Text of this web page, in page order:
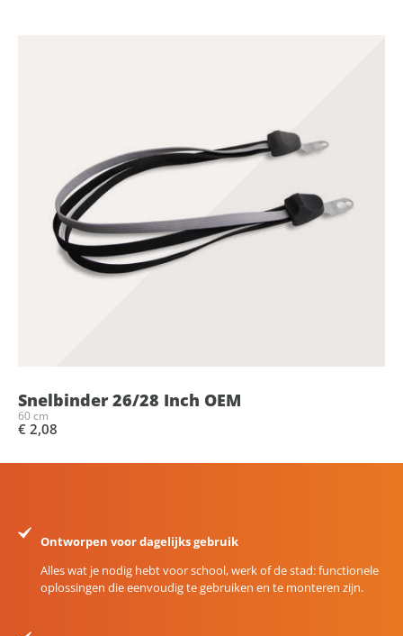
Snelbinder 26/28 Inch OEM
60 cm
€ 2,08
Ontworpen voor dagelijks gebruik
Alles wat je nodig hebt voor school, werk of de stad: functionele
oplossingen die eenvoudig te gebruiken en te monteren zijn.